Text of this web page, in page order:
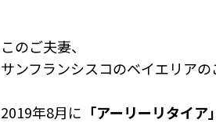
このご夫妻、
サンフランシスコのベイエリアの
2019年8月に 「アーリーリタイア」